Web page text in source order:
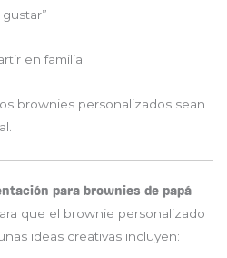
en familia
brownies personalizados sean
para brownies de papá
que el brownie personalizado
ideas creativas incluyen: